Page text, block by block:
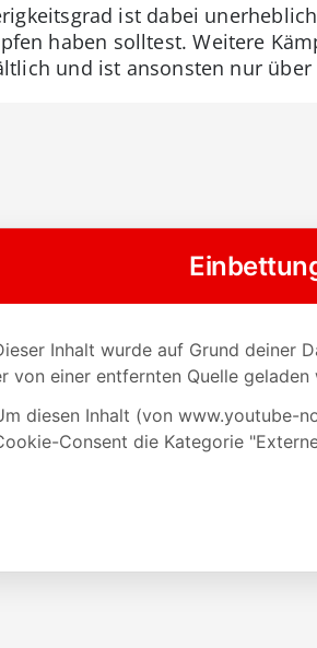
ist dabei
haben solltest. Weitere
und ist ansonsten nur